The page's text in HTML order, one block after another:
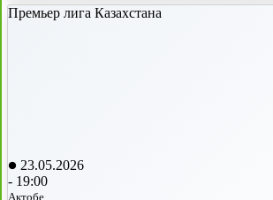
Премьер лига Казахстана
23.05.2026
- 19:00
Актобе